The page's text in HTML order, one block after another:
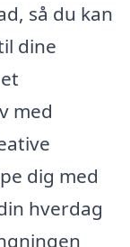
så du kan
dine
med
dig med
hverdag